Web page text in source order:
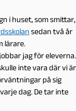
i huset, som smittar,
sedan två år
lärare.
jag för eleverna.
inte vara där vi är
på sig
dag. De tar inte